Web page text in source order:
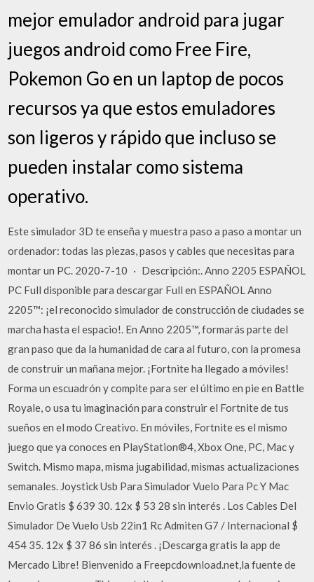
mejor emulador android para jugar
juegos android como Free Fire,
Pokemon Go en un laptop de pocos
recursos ya que estos emuladores
son ligeros y rápido que incluso se
pueden instalar como sistema
operativo.
Este simulador 3D te enseña y muestra paso a paso a montar un
ordenador: todas las piezas, pasos y cables que necesitas para
montar un PC. 2020-7-10 · Descripción:. Anno 2205 ESPAÑOL
PC Full disponible para descargar Full en ESPAÑOL Anno
2205™: ¡el reconocido simulador de construcción de ciudades se
marcha hasta el espacio!. En Anno 2205™, formarás parte del
gran paso que da la humanidad de cara al futuro, con la promesa
de construir un mañana mejor. ¡Fortnite ha llegado a móviles!
Forma un escuadrón y compite para ser el último en pie en Battle
Royale, o usa tu imaginación para construir el Fortnite de tus
sueños en el modo Creativo. En móviles, Fortnite es el mismo
juego que ya conoces en PlayStation®4, Xbox One, PC, Mac y
Switch. Mismo mapa, misma jugabilidad, mismas actualizaciones
semanales. Joystick Usb Para Simulador Vuelo Para Pc Y Mac
Envio Gratis $ 639 30. 12x $ 53 28 sin interés . Los Cables Del
Simulador De Vuelo Usb 22in1 Rc Admiten G7 / Internacional $
454 35. 12x $ 37 86 sin interés . ¡Descarga gratis la app de
Mercado Libre! Bienvenido a Freepcdownload.net,la fuente de